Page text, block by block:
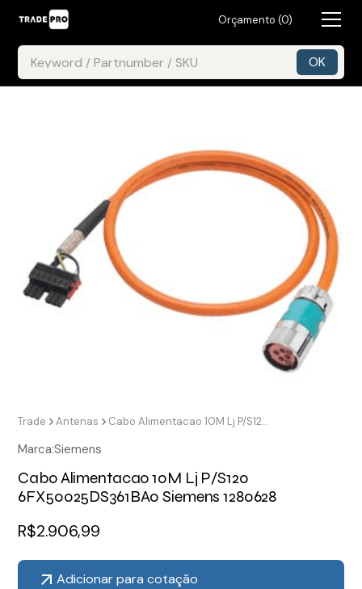
Orçamento (0)
Trade Antenas Cabo Alimentacao 10M Lj P/S120 6FX50025DS361BA0 Siemens 1280628
Marca:Siemens
Cabo Alimentacao 10M Lj P/S120
6FX50025DS361BA0 Siemens 1280628
R$2.906,99
Adicionar para cotação